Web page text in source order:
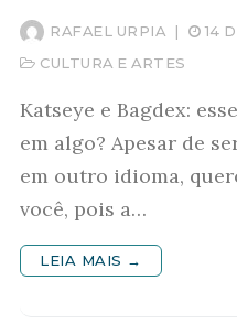
RAFAEL URPIA | 14
CULTURA E ARTES
Katseye e Bagdex:
em algo? Apesar de
em outro idioma,
você, pois a…
LEIA MAIS →